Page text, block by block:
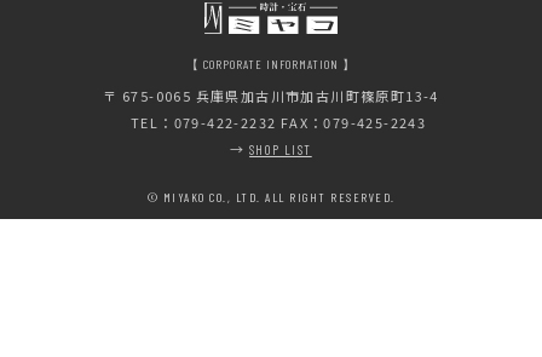
【 CORPORATE INFORMATION 】
〒 675-0065 兵庫県加古川市加古川町篠原町13-4
TEL：079-422-2232 FAX：079-425-2243
→SHOP LIST
© MIYAKO CO., LTD. ALL RIGHT RESERVED.